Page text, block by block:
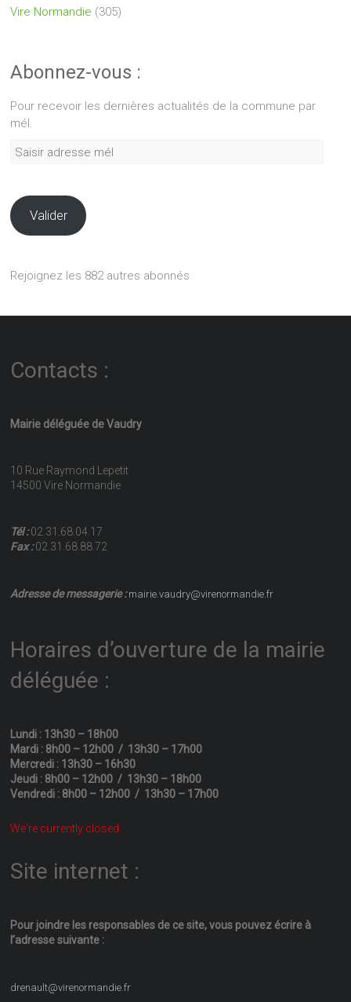
Vire Normandie (305)
Abonnez-vous :
Pour recevoir les dernières actualités de la commune par
mél.
Saisir
Valider
Rejoignez les 882 autres abonnés
Contacts :
Mairie déléguée de Vaudry
10 Rue Raymond Lepetit
14500 Vire Normandie
Tél :02.31.68.04.17
Fax :02.31.68.88.72
Adresse de messagerie :mairie.vaudry@virenormandie.fr
Horaires d’ouverture de la mairie
déléguée :
Lundi : 13h30 – 18h00
Mardi : 8h00 – 12h00 / 13h30 – 17h00
Mercredi : 13h30 – 16h30
Jeudi : 8h00 – 12h00 / 13h30 – 18h00
Vendredi : 8h00 – 12h00 / 13h30 – 17h00
We're currently closed.
Site internet :
Pour joindre les responsables de ce site, vous pouvez écrire à
l’adresse suivante :
drenault@virenormandie.fr